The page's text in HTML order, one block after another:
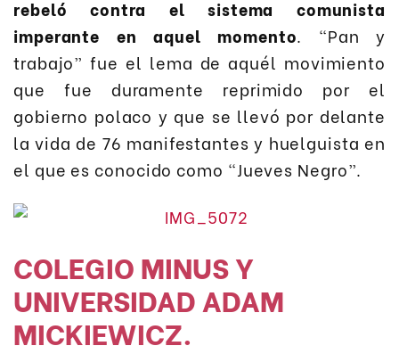
rebeló contra el sistema comunista
imperante en aquel momento. “Pan y
trabajo” fue el lema de aquél movimiento
que fue duramente reprimido por el
gobierno polaco y que se llevó por delante
la vida de 76 manifestantes y huelguista en
el que es conocido como “Jueves Negro”.
COLEGIO MINUS Y
UNIVERSIDAD ADAM
MICKIEWICZ.